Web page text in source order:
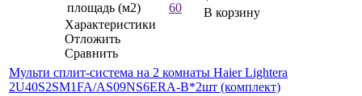
площадь (м2)
60
Характеристики
Отложить
Сравнить
В корзину
Мульти сплит-система на 2 комнаты Haier Lightera
2U40S2SM1FA/AS09NS6ERA-B*2шт (комплект)